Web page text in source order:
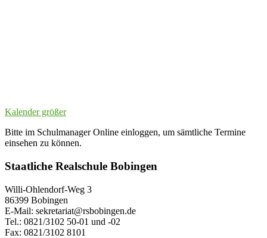
Kalender größer
Bitte im Schulmanager Online einloggen, um sämtliche Termine
einsehen zu können.
Staatliche Realschule Bobingen
Willi-Ohlendorf-Weg 3
86399 Bobingen
E-Mail: sekretariat@rsbobingen.de
Tel.: 0821/3102 50-01 und -02
Fax: 0821/3102 8101